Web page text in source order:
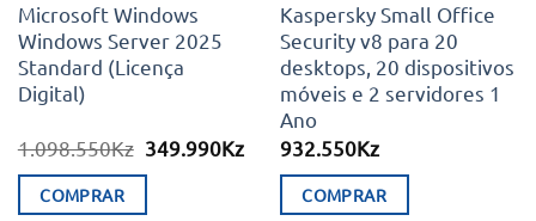
Microsoft Windows
Windows Server 2025
Standard (Licença
Digital)
1.098.550Kz O
era:
349.990KzO
COMPRAR
Kaspersky Small Office
Security v8 para 20
desktops, 20 dispositivos
móveis e 2 servidores 1
Ano
932.550Kz
COMPRAR